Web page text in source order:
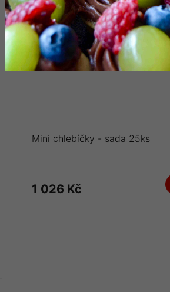
Mini chlebíčky - sada 25ks
1 026 Kč